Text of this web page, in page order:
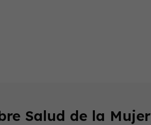
Salud de la Mujer